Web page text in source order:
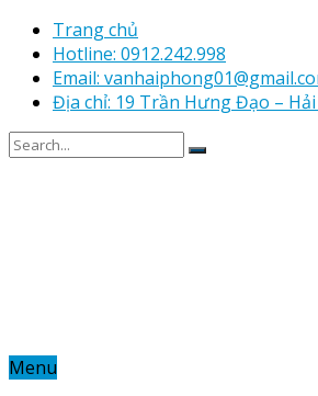
Trang chủ
Hotline: 0912.242.998
Email:
Địa chỉ: 19 Trần Hưng Đạo –
Menu